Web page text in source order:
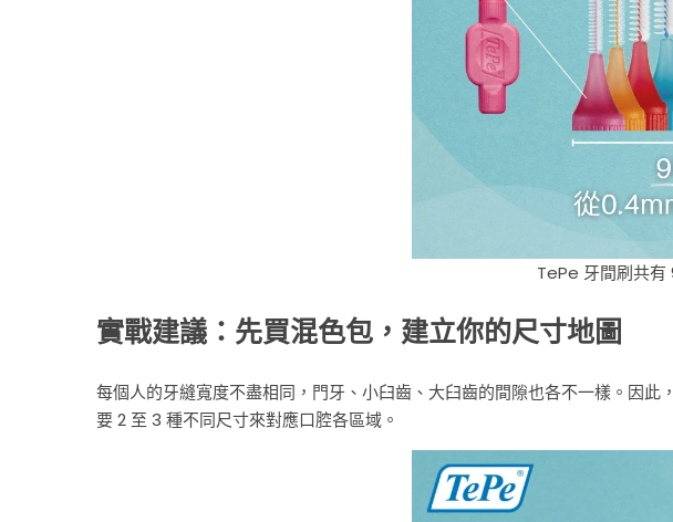
TePe 牙間刷共有
實戰建議：先買混色包，建立你的尺寸地圖
每個人的牙縫寬度不盡相同，門牙、小臼齒、大臼齒的間隙也各不一樣。因此
要 2 至 3 種不同尺寸來對應口腔各區域。